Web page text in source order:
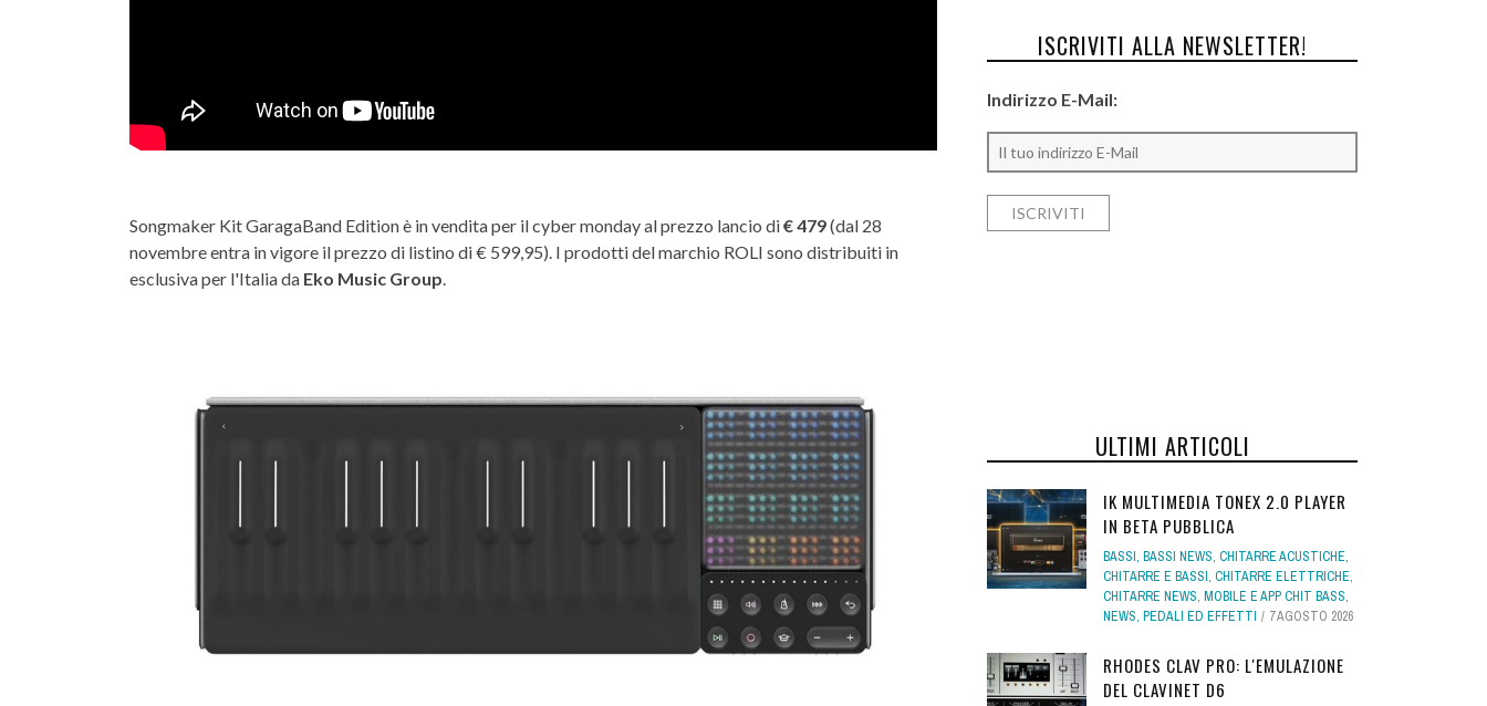
Songmaker Kit GaragaBand Edition è in vendita per il cyber monday al prezzo lancio di€ 479(dal 28
novembre entra in vigore il prezzo di listino di € 599,95). I prodotti del marchio ROLI sono distribuiti in
esclusiva per l'Italia da Eko Music Group
ISCRIVITI ALLA NEWSLETTER!
Indirizzo E-Mail:
ULTIMI ARTICOLI
IK MULTIMEDIA TONEX 2.0 PLAYER
IN BETA PUBBLICA
BASSI, BASSI NEWS, CHITARRE ACUSTICHE,
CHITARRE E BASSI, CHITARRE ELETTRICHE,
CHITARRE NEWS, MOBILE E APP CHIT BASS,
NEWS, PEDALI ED EFFETTI 7 AGOSTO 2026
RHODES CLAV PRO: L'EMULAZIONE
DEL CLAVINET D6